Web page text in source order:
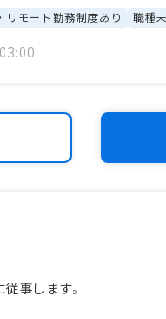
リモート勤務制度あり 職種
事します。